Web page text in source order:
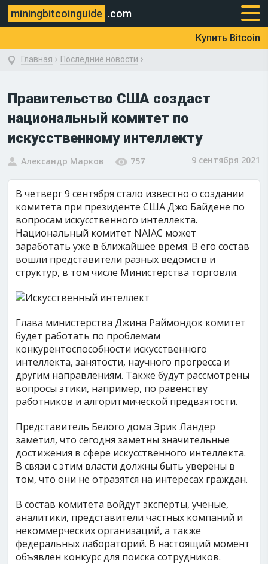
miningbitcoinguide .com
Купить Bitcoin
Главная › Последние новости ›
Правительство США создаст
национальный комитет по
искусственному интеллекту
Александр Марков 757 9 сентября 2021
В четверг 9 сентября стало известно о создании
комитета при президенте США Джо Байдене по
вопросам искусственного интеллекта.
Национальный комитет NAIAC может
заработать уже в ближайшее время. В его состав
вошли представители разных ведомств и
структур, в том числе Министерства торговли.
Глава министерства Джина Раймондок комитет
будет работать по проблемам
конкурентоспособности искусственного
интеллекта, занятости, научного прогресса и
другим направлениям. Также будут рассмотрены
вопросы этики, например, по равенству
работников и алгоритмической предвзятости.
Представитель Белого дома Эрик Ландер
заметил, что сегодня заметны значительные
достижения в сфере искусственного интеллекта.
В связи с этим власти должны быть уверены в
том, что они не отразятся на интересах граждан.
В состав комитета войдут эксперты, ученые,
аналитики, представители частных компаний и
некоммерческих организаций, а также
федеральных лабораторий. В настоящий момент
объявлен конкурс для поиска сотрудников.